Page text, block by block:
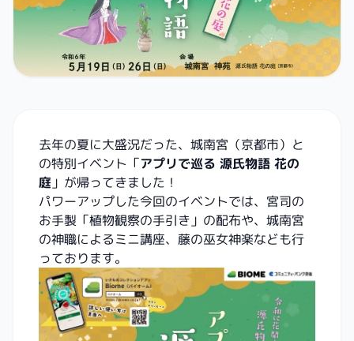
去年の夏に大盛況だった、 城南宮 （京都市）と
の特別イベント「アプリで巡る 源氏物語 花の
庭 」が帰ってきました！
パワーアップした今回のイベントでは、宮司の
お手製「植物観察の手引き」の配布や、城南宮
の神職によるミニ講座、藤の巫女神楽なども行
っております。